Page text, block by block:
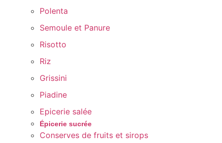
Polenta
Semoule et Panure
Risotto
Riz
Grissini
Piadine
Epicerie salée
Épicerie sucrée
Conserves de fruits et sirops